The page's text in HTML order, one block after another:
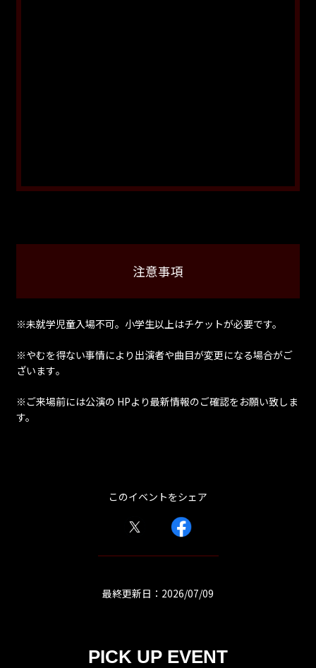
注意事項
※未就学児童入場不可。小学生以上はチケットが必要です。
※やむを得ない事情により出演者や曲目が変更になる場合がご
ざいます｡
※ご来場前には公演の HPより最新情報のご確認をお願い致しま
す。
このイベントをシェア
最終更新日：2026/07/09
PICK UP EVENT